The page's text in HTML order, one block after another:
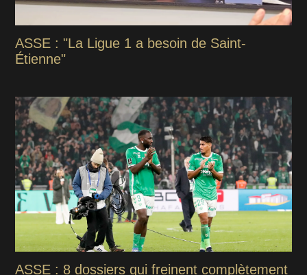
ASSE : "La Ligue 1 a besoin de Saint-
Étienne"
ASSE : 8 dossiers qui freinent complètement